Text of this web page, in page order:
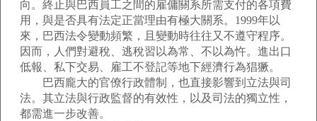
向。終止與巴西員工之間的雇傭關系所需支付的各項費
用，與是否具有法定正當理由有極大關系。1999年以
來，巴西法令變動頻繁，且變動時往往又不遵守程序。
因而，人們對避稅、逃稅習以為常、不以為忤。進出口
低報、私下交易、雇工不登記等地下經濟行為猖獗。
巴西龐大的官僚行政體制，也直接影響到立法與司
法。其立法與行政監督的有效性，以及司法的獨立性，
都需進一步改善。